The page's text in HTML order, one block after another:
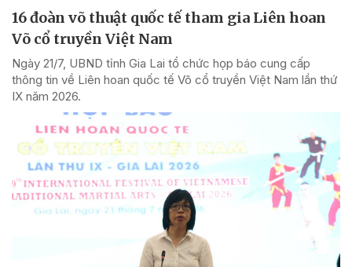
16 đoàn võ thuật quốc tế tham gia Liên hoan
Võ cổ truyền Việt Nam
Ngày 21/7, UBND tỉnh Gia Lai tổ chức họp báo cung cấp
thông tin về Liên hoan quốc tế Võ cổ truyền Việt Nam lần thứ
IX năm 2026.